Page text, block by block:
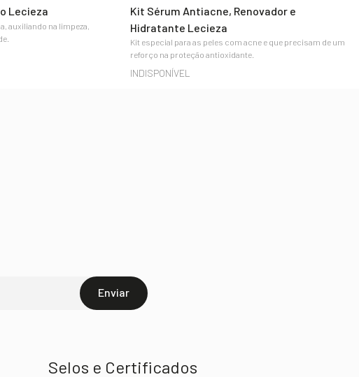
Lecieza
auxiliando na limpeza,
Kit Sérum Antiacne, Renovador e
Hidratante Lecieza
Kit especial para as peles com acne e que precisam de um
reforço na proteção antioxidante.
INDISPONÍVEL
Enviar
Selos e Certificados